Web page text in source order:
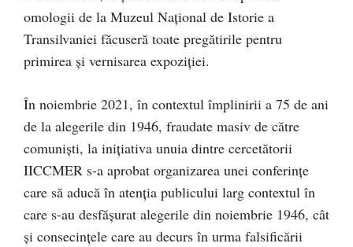
omologii de la Muzeul Național de Istorie a
Transilvaniei făcuseră toate pregătirile pentru
primirea și vernisarea expoziției.
În noiembrie 2021, în contextul împlinirii a 75 de ani
de la alegerile din 1946, fraudate masiv de către
comuniști, la inițiativa unuia dintre cercetătorii
IICCMER s-a aprobat organizarea unei conferințe
care să aducă în atenția publicului larg contextul în
care s-au desfășurat alegerile din noiembrie 1946, cât
și consecințele care au decurs în urma falsificării